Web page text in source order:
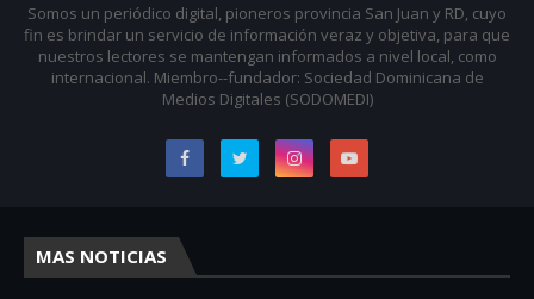
Somos un periódico digital, pioneros provincia San Juan y RD, cuyo
fin es brindar un servicio de información veraz y objetiva, para que
nuestros lectores se mantengan informados a nivel local, como
internacional. Miembro--fundador: Sociedad Dominicana de
Medios Digitales (SODOMEDI)
MAS NOTICIAS